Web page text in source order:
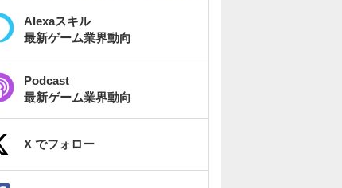
Alexaスキル
最新ゲーム業界動向
Podcast
最新ゲーム業界動向
X でフォロー